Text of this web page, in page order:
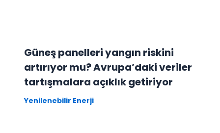
Güneş panelleri yangın riskini
artırıyor mu? Avrupa’daki veriler
tartışmalara açıklık getiriyor
Yenilenebilir Enerji